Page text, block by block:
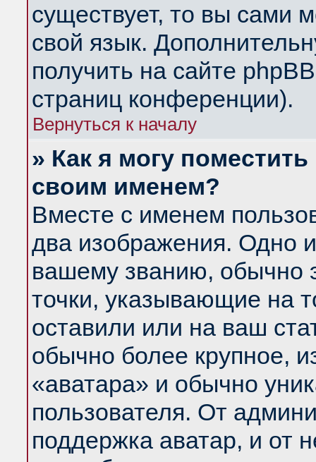
существует, то вы сами
свой язык.
получить на сайте
страниц конференции).
Вернуться к началу
» Как я могу
своим именем?
Вместе с именем
два изображения. Одно
вашему званию, обычно
точки, указывающие на
оставили или на ваш
обычно более крупное,
«аватара» и обычно
пользователя. От
поддержка аватар, и от